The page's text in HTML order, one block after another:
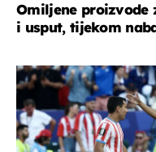
Omiljene proizvode
i usput, tijekom
svjetsko prvenstvo